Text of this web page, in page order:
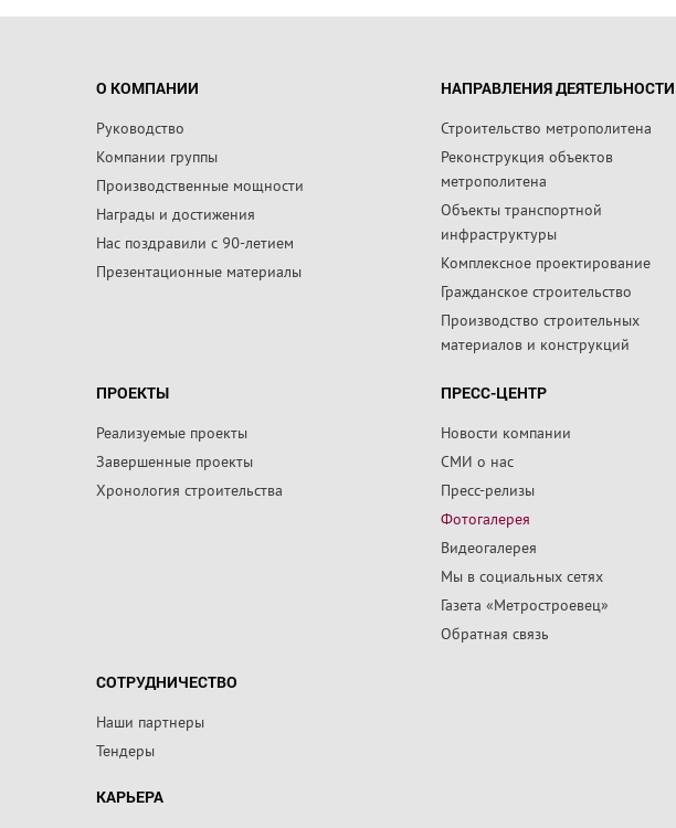
О КОМПАНИИ
Руководство
Компании группы
Производственные мощности
Награды и достижения
Нас поздравили с 90-летием
Презентационные материалы
НАПРАВЛЕНИЯ ДЕЯТЕЛЬНОСТИ
Строительство метрополитена
Реконструкция объектов
метрополитена
Объекты транспортной
инфраструктуры
Комплексное проектирование
Гражданское строительство
Производство строительных
материалов и конструкций
ПРОЕКТЫ
Реализуемые проекты
Завершенные проекты
Хронология строительства
ПРЕСС-ЦЕНТР
Новости компании
СМИ о нас
Пресс-релизы
Фотогалерея
Видеогалерея
Мы в социальных сетях
Газета «Метростроевец»
Обратная связь
СОТРУДНИЧЕСТВО
Наши партнеры
Тендеры
КАРЬЕРА